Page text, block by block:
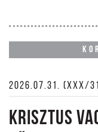
2026.07.31. (XXX/
KRISZTUS